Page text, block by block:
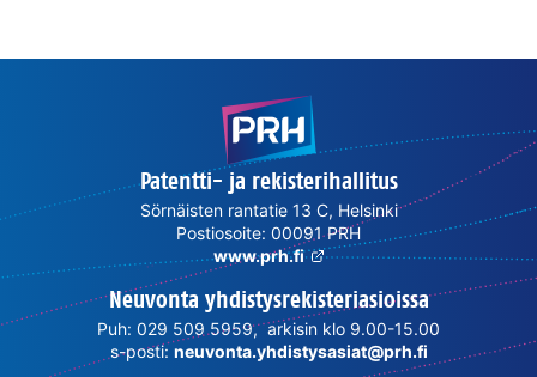
Patentti- ja rekisterihallitus
Sörnäisten rantatie 13 C, Helsinki
Postiosoite: 00091 PRH
www.prh.fi
Neuvonta yhdistysrekisteriasioissa
Puh: 029 509 5959, arkisin klo 9.00-15.00
s-posti: neuvonta.yhdistysasiat@prh.fi